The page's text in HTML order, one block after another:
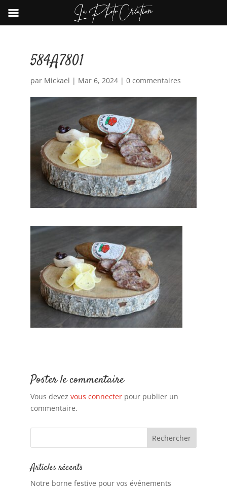
584A7801
par Mickael | Mar 6, 2024| 0 commentaires
Poster le commentaire
Vous devez vous connecterpour publier un
commentaire.
Articles récents
Notre borne festive pour vos événements